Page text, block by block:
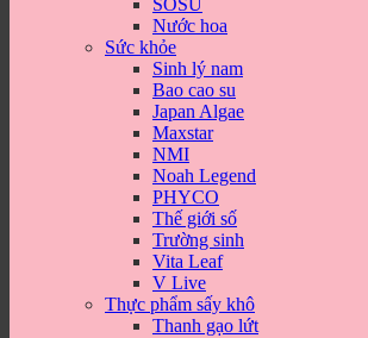
SOSU
Nước hoa
Sức khỏe
Sinh lý nam
Bao cao su
Japan Algae
Maxstar
NMI
Noah Legend
PHYCO
Thế giới số
Trường sinh
Vita Leaf
V Live
Thực phẩm sấy khô
Thanh gạo lứt